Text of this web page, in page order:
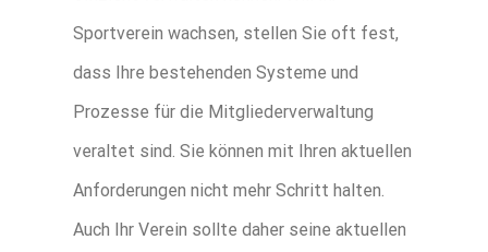
Sportverein wachsen, stellen Sie oft fest,
dass Ihre bestehenden Systeme und
Prozesse für die Mitgliederverwaltung
veraltet sind. Sie können mit Ihren aktuellen
Anforderungen nicht mehr Schritt halten.
Auch Ihr Verein sollte daher seine aktuellen